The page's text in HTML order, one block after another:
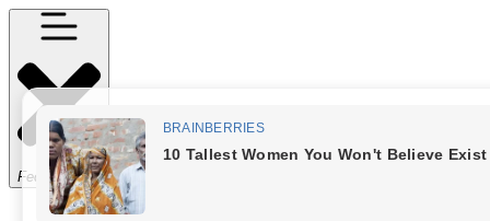
Fechar Menu